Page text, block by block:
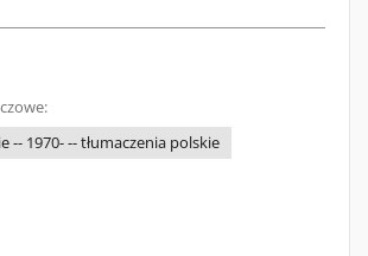
-- 1970- -- tłumaczenia polskie